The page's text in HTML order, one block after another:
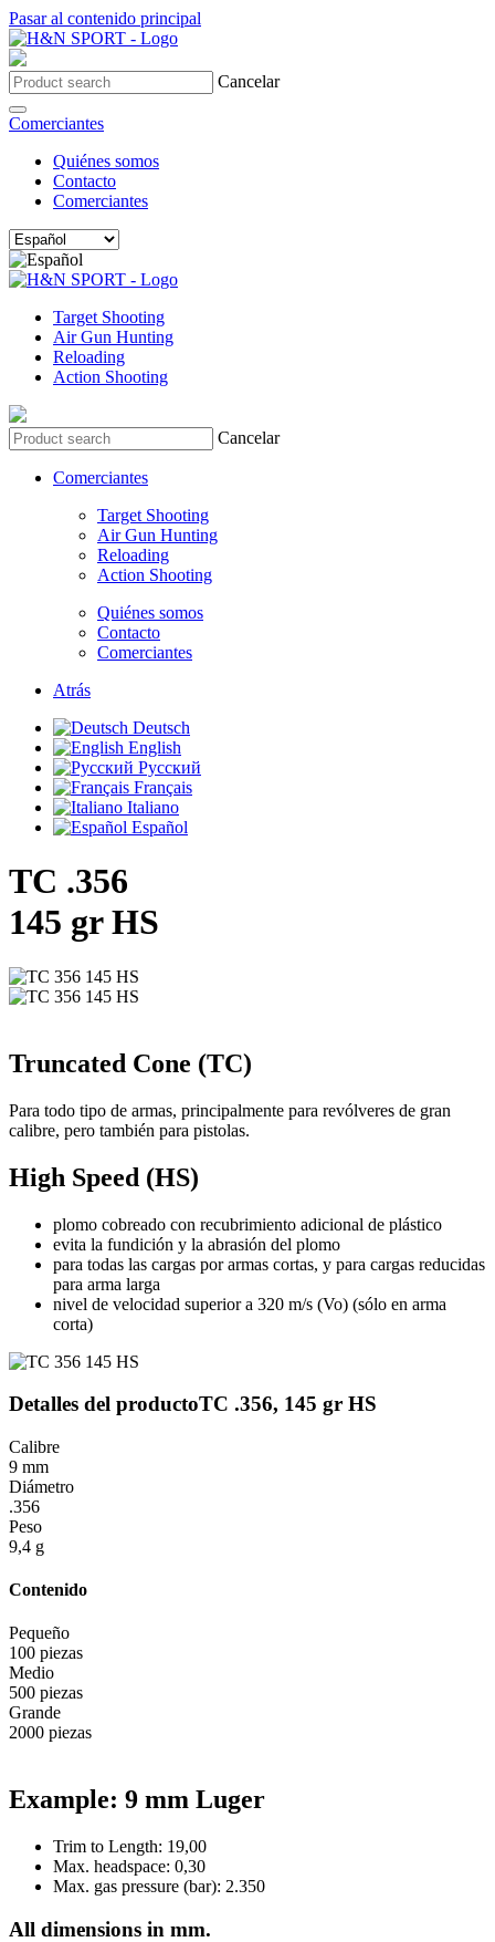
Pasar al contenido principal
Cancelar
Comerciantes
Quiénes somos
Contacto
Comerciantes
Target Shooting
Air Gun Hunting
Reloading
Action Shooting
Cancelar
Comerciantes
Target Shooting
Air Gun Hunting
Reloading
Action Shooting
Quiénes somos
Contacto
Comerciantes
Atrás
Deutsch
English
Русский
Français
Italiano
Español
TC .356
145 gr HS
Truncated Cone (TC)
Para todo tipo de armas, principalmente para revólveres de gran
calibre, pero también para pistolas.
High Speed (HS)
plomo cobreado con recubrimiento adicional de plástico
evita la fundición y la abrasión del plomo
para todas las cargas por armas cortas, y para cargas reducidas
para arma larga
nivel de velocidad superior a 320 m/s (Vo) (sólo en arma
corta)
Detalles del productoTC .356, 145 gr HS
Calibre
9 mm
Diámetro
.356
Peso
9,4 g
Contenido
Pequeño
100 piezas
Medio
500 piezas
Grande
2000 piezas
Example: 9 mm Luger
Trim to Length: 19,00
Max. headspace: 0,30
Max. gas pressure (bar): 2.350
All dimensions in mm.